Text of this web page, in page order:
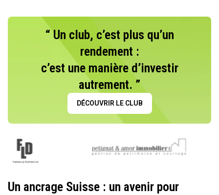
“ Un club, c’est plus qu’un
rendement :
c’est une manière d’investir
autrement. ”
DÉCOUVRIR LE CLUB
Un ancrage Suisse : un avenir pour